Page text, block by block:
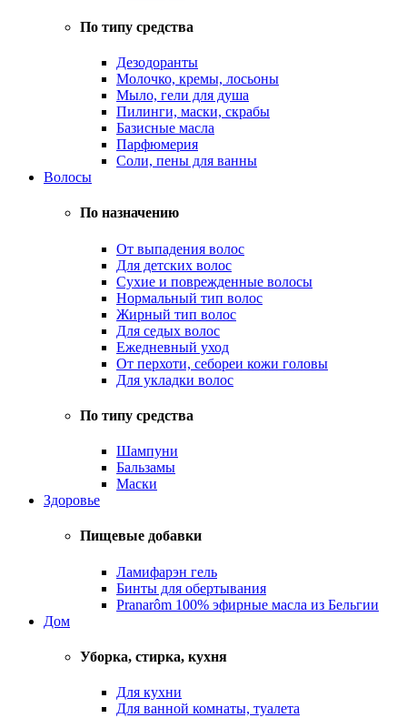
По типу средства
Дезодоранты
Молочко, кремы, лосьоны
Мыло, гели для душа
Пилинги, маски, скрабы
Базисные масла
Парфюмерия
Соли, пены для ванны
Волосы
По назначению
От выпадения волос
Для детских волос
Сухие и поврежденные волосы
Нормальный тип волос
Жирный тип волос
Для седых волос
Ежедневный уход
От перхоти, себореи кожи головы
Для укладки волос
По типу средства
Шампуни
Бальзамы
Маски
Здоровье
Пищевые добавки
Ламифарэн гель
Бинты для обертывания
Pranarôm 100% эфирные масла из Бельгии
Дом
Уборка, стирка, кухня
Для кухни
Для ванной комнаты, туалета